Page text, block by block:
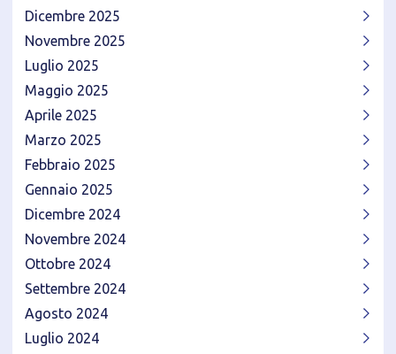
Dicembre 2025
Novembre 2025
Luglio 2025
Maggio 2025
Aprile 2025
Marzo 2025
Febbraio 2025
Gennaio 2025
Dicembre 2024
Novembre 2024
Ottobre 2024
Settembre 2024
Agosto 2024
Luglio 2024